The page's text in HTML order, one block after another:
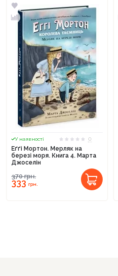
У наявності
0
Еґґі Мортон. Мерляк на
березі моря. Книга 4. Марта
Джоселін
370грн.
333грн.